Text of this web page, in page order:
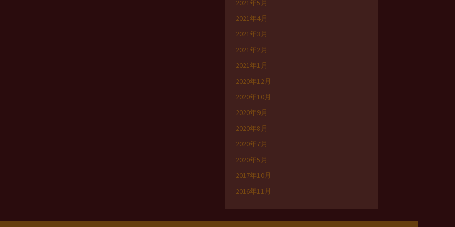
2021年5月
2021年4月
2021年3月
2021年2月
2021年1月
2020年12月
2020年10月
2020年9月
2020年8月
2020年7月
2020年5月
2017年10月
2016年11月